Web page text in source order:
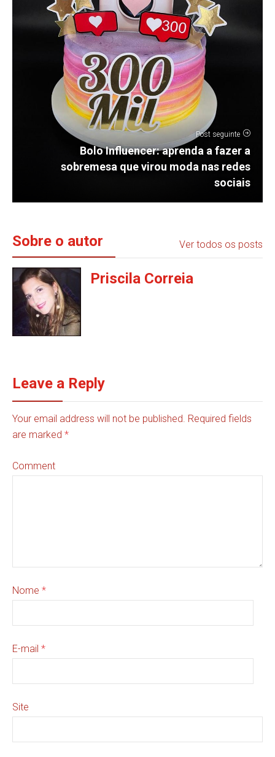
Post seguinte
Bolo Influencer: aprenda a fazer a
sobremesa que virou moda nas redes
sociais
Sobre o autor Ver todos os posts
Priscila Correia
Leave a Reply
Your email address will not be published. Required fields
are marked *
Comment
Nome *
E-mail *
Site